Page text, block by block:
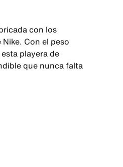
con los
Con el peso
playera de
que nunca falta